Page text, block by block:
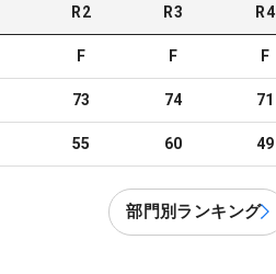
R2 R3 R4
F F F
73 74 71
55 60 49
部門別ランキング